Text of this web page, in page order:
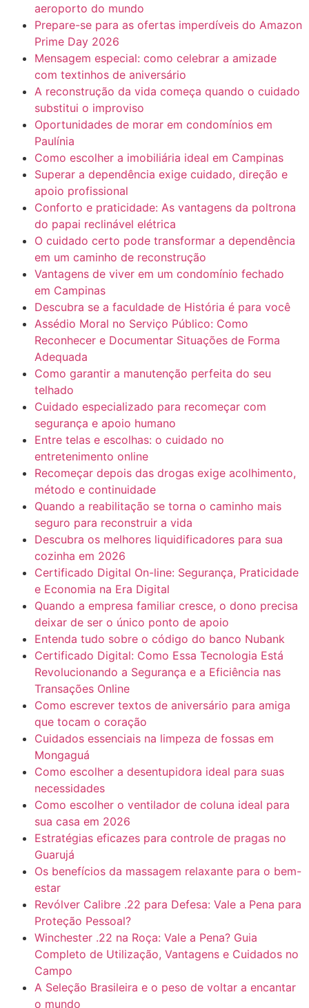
aeroporto do mundo
Prepare-se para as ofertas imperdíveis do Amazon
Prime Day 2026
Mensagem especial: como celebrar a amizade
com textinhos de aniversário
A reconstrução da vida começa quando o cuidado
substitui o improviso
Oportunidades de morar em condomínios em
Paulínia
Como escolher a imobiliária ideal em Campinas
Superar a dependência exige cuidado, direção e
apoio profissional
Conforto e praticidade: As vantagens da poltrona
do papai reclinável elétrica
O cuidado certo pode transformar a dependência
em um caminho de reconstrução
Vantagens de viver em um condomínio fechado
em Campinas
Descubra se a faculdade de História é para você
Assédio Moral no Serviço Público: Como
Reconhecer e Documentar Situações de Forma
Adequada
Como garantir a manutenção perfeita do seu
telhado
Cuidado especializado para recomeçar com
segurança e apoio humano
Entre telas e escolhas: o cuidado no
entretenimento online
Recomeçar depois das drogas exige acolhimento,
método e continuidade
Quando a reabilitação se torna o caminho mais
seguro para reconstruir a vida
Descubra os melhores liquidificadores para sua
cozinha em 2026
Certificado Digital On-line: Segurança, Praticidade
e Economia na Era Digital
Quando a empresa familiar cresce, o dono precisa
deixar de ser o único ponto de apoio
Entenda tudo sobre o código do banco Nubank
Certificado Digital: Como Essa Tecnologia Está
Revolucionando a Segurança e a Eficiência nas
Transações Online
Como escrever textos de aniversário para amiga
que tocam o coração
Cuidados essenciais na limpeza de fossas em
Mongaguá
Como escolher a desentupidora ideal para suas
necessidades
Como escolher o ventilador de coluna ideal para
sua casa em 2026
Estratégias eficazes para controle de pragas no
Guarujá
Os benefícios da massagem relaxante para o bem-
estar
Revólver Calibre .22 para Defesa: Vale a Pena para
Proteção Pessoal?
Winchester .22 na Roça: Vale a Pena? Guia
Completo de Utilização, Vantagens e Cuidados no
Campo
A Seleção Brasileira e o peso de voltar a encantar
o mundo